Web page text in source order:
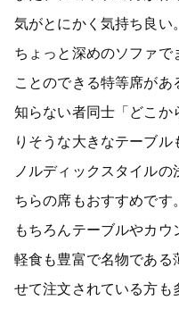
気がとにかく気持ち良い。
ちょっと深めのソファ
ことのできる特等席があ
知らない者同士「どこか
りそうな大きなテーブル
ノルディックスタイル
ちらの席もおすすめです。
もちろんテーブルやカ
軽食も豊富で名物である
せて注文されている方も